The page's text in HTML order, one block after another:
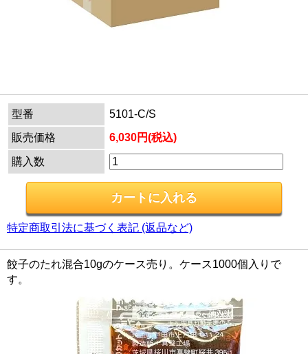
型番
5101-C/S
販売価格
6,030円(税込)
購入数
特定商取引法に基づく表記 (返品など)
餃子のたれ混合10gのケース売り。ケース1000個入りで
す。